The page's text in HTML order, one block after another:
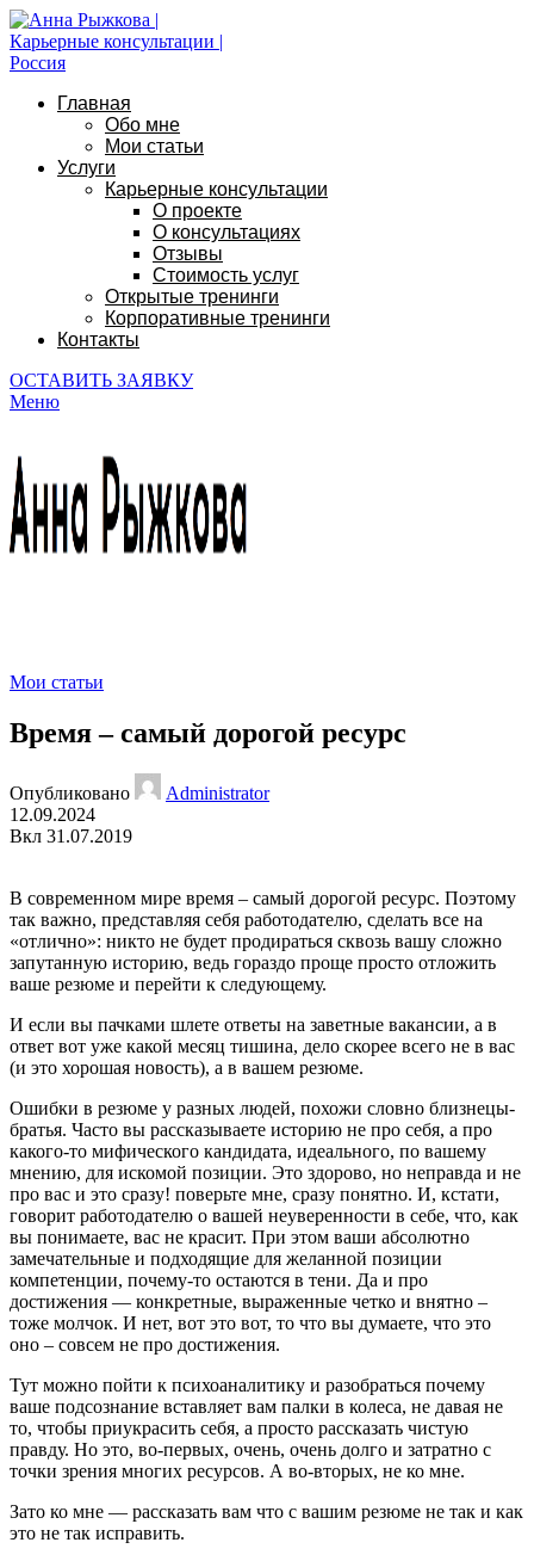
Главная
Обо мне
Мои статьи
Услуги
Карьерные консультации
О проекте
О консультациях
Отзывы
Стоимость услуг
Открытые тренинги
Корпоративные тренинги
Контакты
ОСТАВИТЬ ЗАЯВКУ
Меню
Мои статьи
Время – самый дорогой ресурс
Опубликовано
Administrator
12.09.2024
Вкл 31.07.2019
В современном мире время – самый дорогой ресурс. Поэтому
так важно, представляя себя работодателю, сделать все на
«отлично»: никто не будет продираться сквозь вашу сложно
запутанную историю, ведь гораздо проще просто отложить
ваше резюме и перейти к следующему.
И если вы пачками шлете ответы на заветные вакансии, а в
ответ вот уже какой месяц тишина, дело скорее всего не в вас
(и это хорошая новость), а в вашем резюме.
Ошибки в резюме у разных людей, похожи словно близнецы-
братья. Часто вы рассказываете историю не про себя, а про
какого-то мифического кандидата, идеального, по вашему
мнению, для искомой позиции. Это здорово, но неправда и не
про вас и это сразу! поверьте мне, сразу понятно. И, кстати,
говорит работодателю о вашей неуверенности в себе, что, как
вы понимаете, вас не красит. При этом ваши абсолютно
замечательные и подходящие для желанной позиции
компетенции, почему-то остаются в тени. Да и про
достижения — конкретные, выраженные четко и внятно –
тоже молчок. И нет, вот это вот, то что вы думаете, что это
оно – совсем не про достижения.
Тут можно пойти к психоаналитику и разобраться почему
ваше подсознание вставляет вам палки в колеса, не давая не
то, чтобы приукрасить себя, а просто рассказать чистую
правду. Но это, во-первых, очень, очень долго и затратно с
точки зрения многих ресурсов. А во-вторых, не ко мне.
Зато ко мне — рассказать вам что с вашим резюме не так и как
это не так исправить.